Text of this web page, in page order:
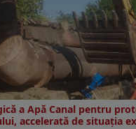
a Apă Canal pentru
accelerată de situația